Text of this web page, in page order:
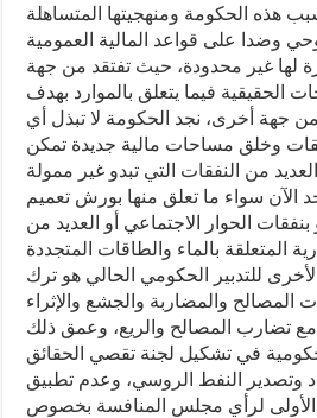
بسبب هذه الحكومة ومنهجيتها المتساهلة
وضدا على قواعد المالية العمومية
لها غير محدودة، حيث تفتقد من جهة
الحقيقية فيما يتعلق بالموارد بهدف
جهة أخرى، نجد الحكومة لا تبذل أي
وخلق مساحات مالية جديدة تمكن
من النفقات التي تبدو غير ممولة
الآن سواء ما تعلق منها بورش تعميم
بنفقات الحوار الاجتماعي أو العديد من
للتدبير الحكومي الحالي هو ترك
المصالح والمضاربة والجشع والإثراء
مع تضارب المصالح والريع، وعمق ذلك
في تشكيل لجنة تقصي الحقائق
وتصدير النفط الروسي، وعدم تطبيق
الأولى لرأي مجلس المنافسة بخصوص